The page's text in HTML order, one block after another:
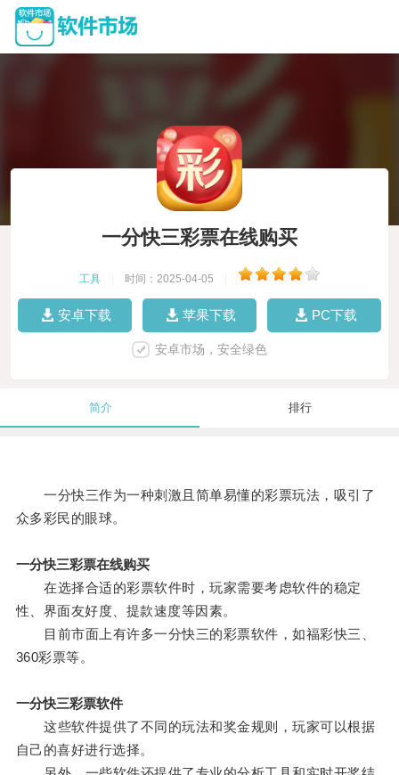
一分快三彩票在线购买
工具 时间：2025-04-05
安卓下载 苹果下载 PC下载
安卓市场，安全绿色
简介 排行
一分快三作为一种刺激且简单易懂的彩票玩法，吸引了
众多彩民的眼球。
一分快三彩票在线购买
在选择合适的彩票软件时，玩家需要考虑软件的稳定
性、界面友好度、提款速度等因素。
目前市面上有许多一分快三的彩票软件，如福彩快三、
360彩票等。
一分快三彩票软件
这些软件提供了不同的玩法和奖金规则，玩家可以根据
自己的喜好进行选择。